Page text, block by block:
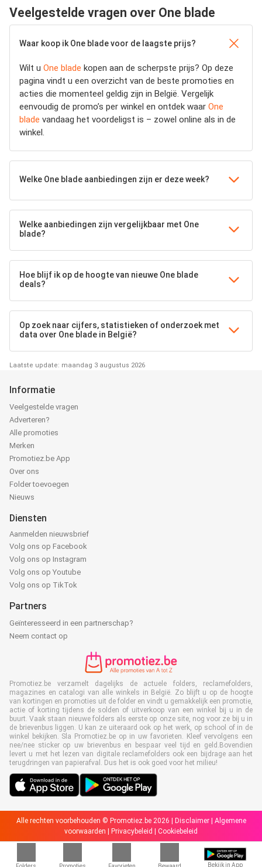
Bekijk in App
Veelgestelde vragen over One blade
Waar koop ik One blade voor de laagste prijs?
Wilt u One blade kopen aan de scherpste prijs? Op deze
pagina vindt u een overzicht van de beste promoties en
acties die momenteel geldig zijn in België. Vergelijk
eenvoudig de promo’s per winkel en ontdek waar One
blade vandaag het voordeligst is – zowel online als in de
winkel.
Welke One blade aanbiedingen zijn er deze week?
Welke aanbiedingen zijn vergelijkbaar met One
blade?
Hoe blijf ik op de hoogte van nieuwe One blade
deals?
Op zoek naar cijfers, statistieken of onderzoek met
data over One blade in België?
Laatste update: maandag 3 augustus 2026
Informatie
Veelgestelde vragen
Adverteren?
Alle promoties
Merken
Promotiez.be App
Over ons
Folder toevoegen
Nieuws
Diensten
Aanmelden nieuwsbrief
Volg ons op Facebook
Volg ons op Instagram
Volg ons op Youtube
Volg ons op TikTok
Partners
Geïnteresseerd in een partnerschap?
Neem contact op
Promotiez.be verzamelt dagelijks de actuele folders, reclamefolders,
magazines en catalogi van alle winkels in België. Zo blijft u op de hoogte
van kortingen en promoties uit de folder en vindt u gemakkelijk een promotie,
actie of korting tijdens de solden of uitverkoop van een winkel bij u in de
buurt. Vaak staan nieuwe folders als eerste op onze site, nog voor ze bij u in
de brievenbus liggen. U kan ze uiteraard ook op het werk, op school of in de
winkel bekijken. Sla Promotiez.be op in uw favorieten. Kleef vervolgens een
nee/nee sticker op uw brievenbus en bespaar veel tijd en geld.Bovendien
levert u met het lezen van digitale reclamefolders ook een bijdrage aan het
terugdringen van papierafval. Dus het is ook goed voor het milieu!
Alle rechten voorbehouden © Promotiez.be 2026 | Disclaimer| Algemene
voorwaarden
Privacybeleid Cookiebeleid